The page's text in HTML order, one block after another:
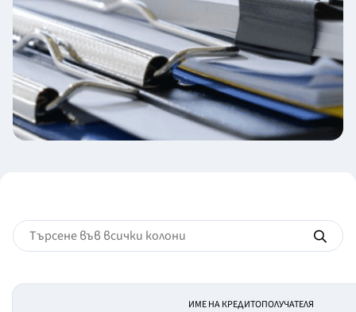
ИМЕ НА КРЕДИТОПОЛУЧАТЕЛЯ